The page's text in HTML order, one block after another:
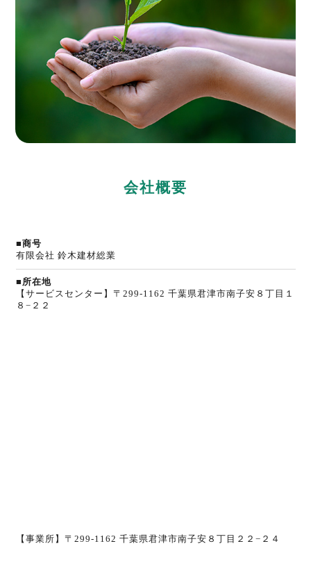
会社概要
■商号
有限会社 鈴木建材総業
■所在地
【サービスセンター】〒299-1162 千葉県君津市南子安８丁目１
８−２２
【事業所】〒299-1162 千葉県君津市南子安８丁目２２−２４